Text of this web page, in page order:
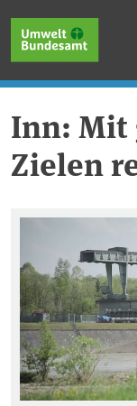
Inn: Mit
Zielen